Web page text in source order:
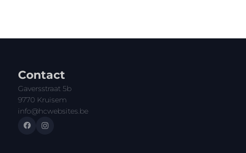
Contact
Gaversstraat 5b
9770 Kruisem
info@hcwebsites.be